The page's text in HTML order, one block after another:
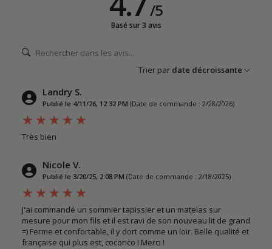
/5
Basé sur 3 avis
Trier par date décroissante
Landry S.
Publié le 4/11/26, 12:32 PM (Date de commande : 2/28/2026)
Très bien
Nicole V.
Publié le 3/20/25, 2:08 PM (Date de commande : 2/18/2025)
J'ai commandé un sommier tapissier et un matelas sur
mesure pour mon fils et il est ravi de son nouveau lit de grand
=) Ferme et confortable, il y dort comme un loir. Belle qualité et
française qui plus est, cocorico ! Merci !